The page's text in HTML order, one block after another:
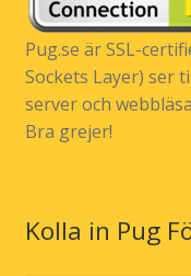
Pug.se är SSL-
Sockets Layer) ser
server och
Bra grejer!
Kolla in Pug